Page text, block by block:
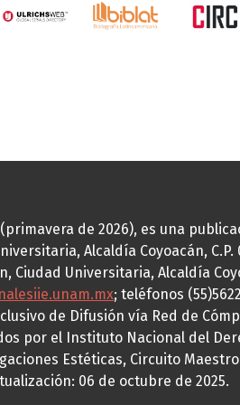
(primavera de 2026), es una
Alcaldía Coyoacán,
Universitaria, Alcaldía
; teléfonos
de Difusión vía Red de
por el Instituto Nacional del
Estéticas, Circuito
06 de octubre de 2025.